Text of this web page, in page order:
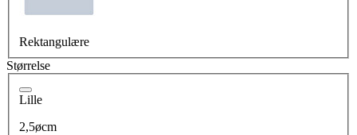
Rektangulære
Størrelse
Lille
2,5øcm